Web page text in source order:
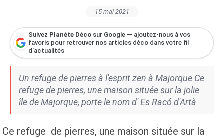
15 mai 2021
Suivez Planète Déco sur Google — ajoutez-nous à vos
favoris pour retrouver nos articles déco dans votre fil
d'actualités
Un refuge de pierres à l'esprit zen à Majorque Ce
refuge de pierres, une maison située sur la jolie
île de Majorque, porte le nom d' Es Racó d'Artà
Ce refuge de pierres, une maison située sur la